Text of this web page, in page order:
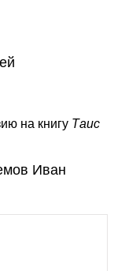
на книгу Таис
Иван